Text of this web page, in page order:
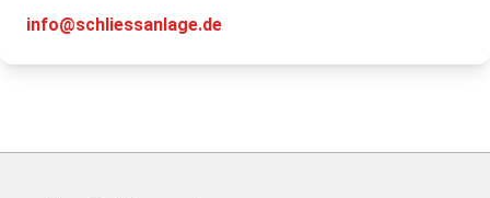
info@schliessanlage.de